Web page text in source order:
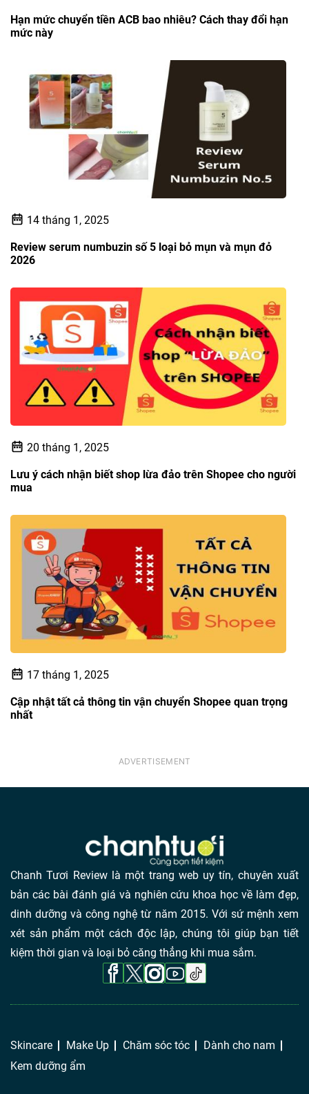
Hạn mức chuyển tiền ACB bao nhiêu? Cách thay đổi hạn
mức này
14 tháng 1, 2025
Review serum numbuzin số 5 loại bỏ mụn và mụn đỏ
2026
20 tháng 1, 2025
Lưu ý cách nhận biết shop lừa đảo trên Shopee cho người
mua
17 tháng 1, 2025
Cập nhật tất cả thông tin vận chuyển Shopee quan trọng
nhất
Chanh Tươi Review là một trang web uy tín, chuyên xuất
bản các bài đánh giá và nghiên cứu khoa học về làm đẹp,
dinh dưỡng và công nghệ từ năm 2015. Với sứ mệnh xem
xét sản phẩm một cách độc lập, chúng tôi giúp bạn tiết
kiệm thời gian và loại bỏ căng thẳng khi mua sắm.
Skincare Make Up Chăm sóc tóc
Dành cho nam
Kem dưỡng ẩm